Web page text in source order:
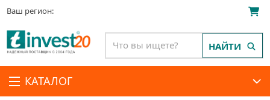
Ваш регион:
КАТАЛОГ
НАЙТИ